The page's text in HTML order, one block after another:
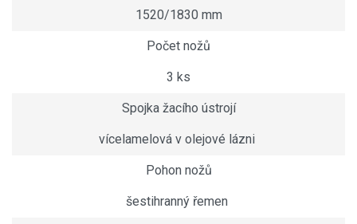
1520/1830 mm
Počet nožů
3 ks
Spojka žacího ústrojí
vícelamelová v olejové lázni
Pohon nožů
šestihranný řemen